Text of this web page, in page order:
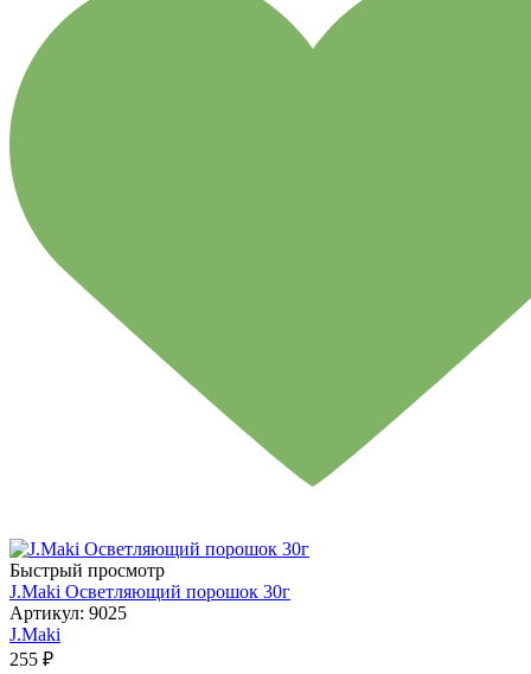
Быстрый просмотр
J.Maki Осветляющий порошок 30г
Артикул: 9025
J.Maki
255 ₽